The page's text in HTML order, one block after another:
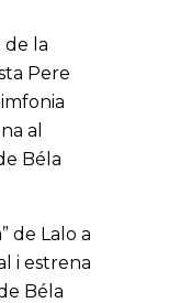
de la
Pere
al
Béla
de Lalo a
i estrena
Béla